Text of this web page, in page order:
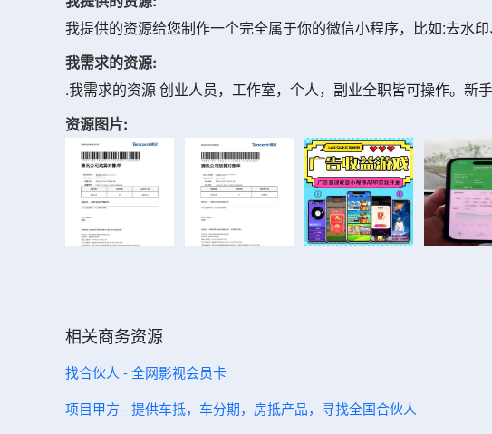
我提供的资源给您制作一个完全属于你的微信小程序，比如:去水
我需求的资源:
.我需求的资源 创业人员，工作室，个人，副业全职皆可操作。新
资源图片:
相关商务资源
找合伙人 - 全网影视会员卡
项目甲方 - 提供车抵，车分期，房抵产品，寻找全国合伙人